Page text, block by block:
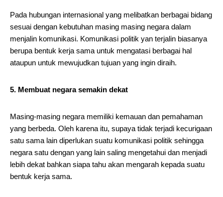
Pada hubungan internasional yang melibatkan berbagai bidang
sesuai dengan kebutuhan masing masing negara dalam
menjalin komunikasi. Komunikasi politik yan terjalin biasanya
berupa bentuk kerja sama untuk mengatasi berbagai hal
ataupun untuk mewujudkan tujuan yang ingin diraih.
5. Membuat negara semakin dekat
Masing-masing negara memiliki kemauan dan pemahaman
yang berbeda. Oleh karena itu, supaya tidak terjadi kecurigaan
satu sama lain diperlukan suatu komunikasi politik sehingga
negara satu dengan yang lain saling mengetahui dan menjadi
lebih dekat bahkan siapa tahu akan mengarah kepada suatu
bentuk kerja sama.